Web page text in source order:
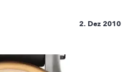
2. Dez 2010